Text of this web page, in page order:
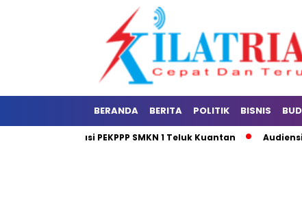
BERANDA BERITA POLITIK BISNIS
Sosialisasi PEKPPP SMKN 1 Teluk Kuantan Audiensi